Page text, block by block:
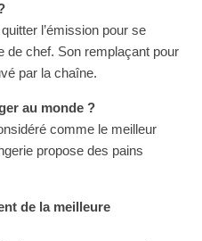
l’émission pour se
de chef. Son remplaçant pour
par la chaîne.
au monde ?
comme le meilleur
propose des pains
de la meilleure